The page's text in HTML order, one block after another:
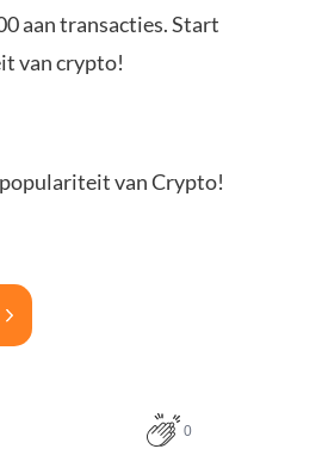
aan transacties. Start
van crypto!
van Crypto!
0